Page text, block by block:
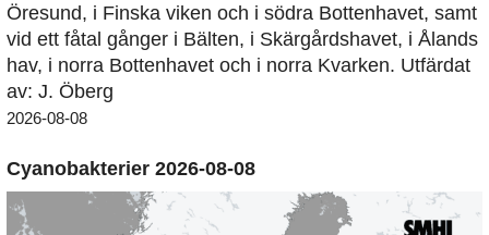
Öresund, i Finska viken och i södra Bottenhavet, samt
vid ett fåtal gånger i Bälten, i Skärgårdshavet, i Ålands
hav, i norra Bottenhavet och i norra Kvarken. Utfärdat
av: J. Öberg
2026-08-08
Cyanobakterier 2026-08-08